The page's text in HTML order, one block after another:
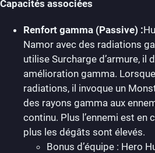
Capacités associées
Renfort gamma (Passive) :
Namor avec des radiations
utilise Surcharge d’armure, il
amélioration gamma.
radiations, il invoque un
des rayons gamma aux
continu. Plus l’ennemi est en
plus les dégâts sont élevés.
Bonus d’équipe : Hero